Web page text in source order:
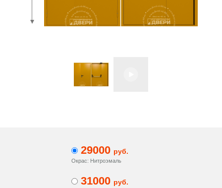
29000 руб.
Окрас: Нитроэмаль
31000 руб.